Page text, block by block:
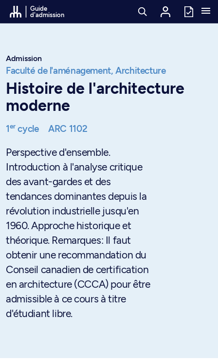
Passer au contenu
Guide
d'admission
Admission
Faculté de l'aménagement, Architecture
Histoire de l'architecture
moderne
1ercycle ARC 1102
Perspective d'ensemble.
Introduction à l'analyse critique
des avant-gardes et des
tendances dominantes depuis la
révolution industrielle jusqu'en
1960. Approche historique et
théorique. Remarques: Il faut
obtenir une recommandation du
Conseil canadien de certification
en architecture (CCCA) pour être
admissible à ce cours à titre
d'étudiant libre.